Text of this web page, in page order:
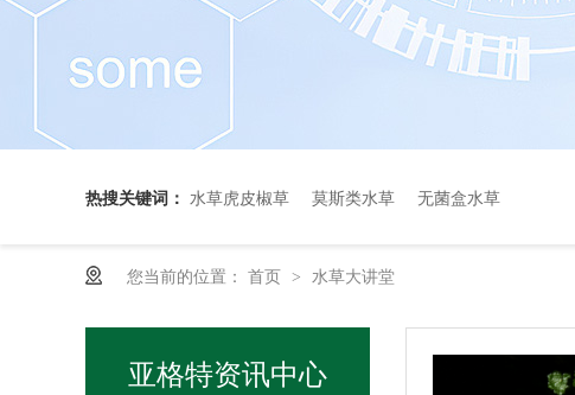
热搜关键词： 水草虎皮椒草 莫斯类水草 无菌盒水草
您当前的位置： 首页 > 水草大讲堂
亚格特资讯中心
花叶小榕（无菌）